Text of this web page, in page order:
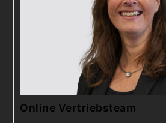
Online Vertriebsteam